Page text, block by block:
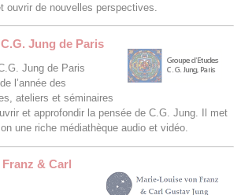
ouvrir de nouvelles perspectives.
Jung de Paris
Jung de Paris
l’année des
ateliers et séminaires
et approfondir la pensée de C.G. Jung. Il met
une riche médiathèque audio et vidéo.
& Carl